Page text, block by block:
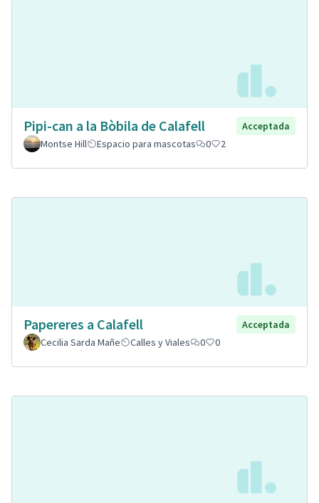
Pipi-can a la Bòbila de Calafell
Acceptada
Montse Hill
Espacio para mascotas 0 2
Papereres a Calafell
Acceptada
Cecilia Sarda Mañe
Calles y Viales 0 0